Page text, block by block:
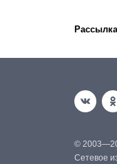
Рассылка
©
Сетевое